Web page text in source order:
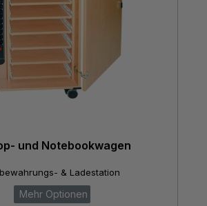
und Notebookwagen
& Ladestation
Mehr Optionen